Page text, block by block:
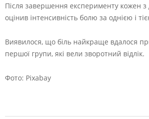
Після завершення експерименту кожен з
оцінив інтенсивність болю за однією і
Виявилося, що біль найкраще вдалося
першої групи, які вели зворотний відлік.
Фото: Pixabay